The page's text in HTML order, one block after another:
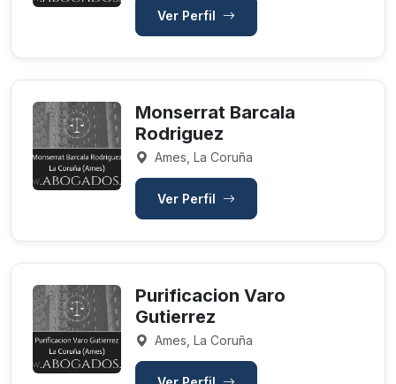
Ver Perfil
Monserrat Barcala
Rodriguez
Ames, La Coruña
Ver Perfil
Purificacion Varo
Gutierrez
Ames, La Coruña